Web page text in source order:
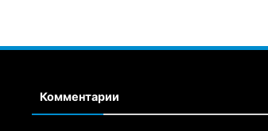
Комментарии